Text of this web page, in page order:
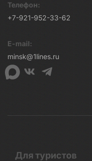
Телефон:
+7-921-952-33-62
E-mail:
minsk@1lines.ru
Для туристов